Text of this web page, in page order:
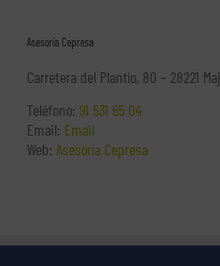
Asesoría Cepresa
Carretera del Plantío, 80 – 28221
Teléfono: 91 531 65 04
Email: Email
Web: Asesoría Cepresa